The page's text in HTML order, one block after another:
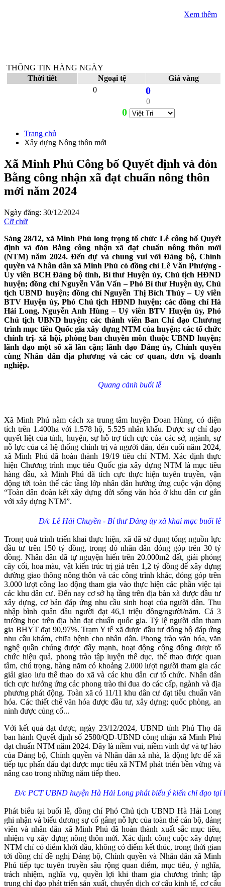
Xem thêm
THÔNG TIN HÀNG NGÀY
Thời tiết
Ngoại tệ
Giá vàng
0
0
0
0
Trang chủ
Xây dựng Nông thôn mới
Xã Minh Phú Công bố Quyết định và đón
Bằng công nhận xã đạt chuẩn nông thôn
mới năm 2024
Ngày đăng: 30/12/2024
Cỡ chữ
Sáng 28/12, xã Minh Phú long trọng tổ chức Lễ công bố Quyết
định và đón Bằng công nhận xã đạt chuẩn nông thôn mới
(NTM) năm 2024. Đến dự và chung vui với Đảng bộ, Chính
quyền và Nhân dân xã Minh Phú có đồng chí Lê Văn Phượng -
Ủy viên BCH Đảng bộ tỉnh, Bí thư Huyện ủy, Chủ tịch HĐND
huyện; đồng chí Nguyễn Văn Vấn – Phó Bí thư Huyện ủy, Chủ
tịch UBND huyện; đồng chí Nguyễn Thị Bích Thủy – Uỷ viên
BTV Huyện ủy, Phó Chủ tịch HĐND huyện; các đồng chí Hà
Hải Long, Nguyễn Anh Hùng – Uỷ viên BTV Huyện ủy, Phó
Chủ tịch UBND huyện; các thành viên Ban Chỉ đạo Chương
trình mục tiêu Quốc gia xây dựng NTM của huyện; các tổ chức
chính trị- xã hội, phòng ban chuyên môn thuộc UBND huyện;
lãnh đạo một số xã lân cận; lãnh đạo Đảng ủy, Chính quyền
cùng Nhân dân địa phương và các cơ quan, đơn vị, doanh
nghiệp.
Quang cảnh buổi lễ
Xã Minh Phú nằm cách xa trung tâm huyện Đoan Hùng, có diện
tích trên 1.400ha với 1.578 hộ, 5.525 nhân khẩu. Được sự chỉ đạo
quyết liệt của tỉnh, huyện, sự hỗ trợ tích cực của các sở, ngành, sự
nỗ lực của cả hệ thống chính trị và người dân, đến cuối năm 2024,
xã Minh Phú đã hoàn thành 19/19 tiêu chí NTM. Xác định thực
hiện Chương trình mục tiêu Quốc gia xây dựng NTM là mục tiêu
hàng đầu, xã Minh Phú đã tích cực thực hiện tuyên truyền, vận
động tới toàn thể các tầng lớp nhân dân hưởng ứng cuộc vận động
“Toàn dân đoàn kết xây dựng đời sống văn hóa ở khu dân cư gắn
với xây dựng NTM”.
Đ/c Lê Hải Chuyền - Bí thư Đảng ủy xã khai mạc buổi lễ
Trong quá trình triển khai thực hiện, xã đã sử dụng tổng nguồn lực
đầu tư trên 150 tỷ đồng, trong đó nhân dân đóng góp trên 30 tỷ
đồng. Nhân dân đã tự nguyện hiến trên 20.000m2 đất, giải phóng
cây cối, hoa màu, vật kiến trúc trị giá trên 1,2 tỷ đồng để xây dựng
đường giao thông nông thôn và các công trình khác, đóng góp trên
3.000 lượt công lao động tham gia vào thực hiện các phần việc tại
các khu dân cư. Đến nay cơ sở hạ tầng trên địa bàn xã được đầu tư
xây dựng, cơ bản đáp ứng nhu cầu sinh hoạt của người dân. Thu
nhập bình quân đầu người đạt 46,1 triệu đồng/người/năm. Cả 3
trường học trên địa bàn đạt chuẩn quốc gia. Tỷ lệ người dân tham
gia BHYT đạt 90,97%. Trạm Y tế xã được đầu tư đồng bộ đáp ứng
nhu cầu khám, chữa bệnh cho nhân dân. Phong trào văn hóa, văn
nghệ quần chúng được đẩy mạnh, hoạt động cộng đồng được tổ
chức hiệu quả, phong trào tập luyện thể dục, thể thao được quan
tâm, chú trọng, hàng năm có khoảng 2.000 lượt người tham gia các
giải giao lưu thể thao do xã và các khu dân cư tổ chức. Nhân dân
tích cực hưởng ứng các phong trào thi đua do các cấp, ngành và địa
phương phát động. Toàn xã có 11/11 khu dân cư đạt tiêu chuẩn văn
hóa. Các thiết chế văn hóa được đầu tư, xây dựng; quốc phòng, an
ninh được củng cố...
Với kết quả đạt được, ngày 23/12/2024, UBND tỉnh Phú Thọ đã
ban hành Quyết định số 2580/QĐ-UBND công nhận xã Minh Phú
đạt chuẩn NTM năm 2024. Đây là niềm vui, niềm vinh dự và tự hào
của Đảng bộ, Chính quyền và Nhân dân xã nhà, là động lực để xã
tiếp tục phấn đấu đạt được mục tiêu xã NTM phát triển bền vững và
nâng cao trong những năm tiếp theo.
Đ/c PCT UBND huyện Hà Hải Long phát biểu ý kiến chỉ đạo tại
Phát biểu tại buổi lễ, đồng chí Phó Chủ tịch UBND Hà Hải Long
ghi nhận và biểu dương sự cố gắng nỗ lực của toàn thể cán bộ, đảng
viên và nhân dân xã Minh Phú đã hoàn thành xuất sắc mục tiêu,
nhiệm vụ xây dựng nông thôn mới. Xác định công cuộc xây dựng
NTM chỉ có điểm khởi đầu, không có điểm kết thúc, trong thời gian
tới đồng chí đề nghị Đảng bộ, Chính quyền và Nhân dân xã Minh
Phú tiếp tục tuyên truyền sâu rộng quan điểm, mục tiêu, ý nghĩa,
trách nhiệm, nghĩa vụ, quyền lợi khi tham gia chương trình; tập
trung chỉ đạo phát triển sản xuất, chuyển dịch cơ cấu kinh tế, cơ cấu